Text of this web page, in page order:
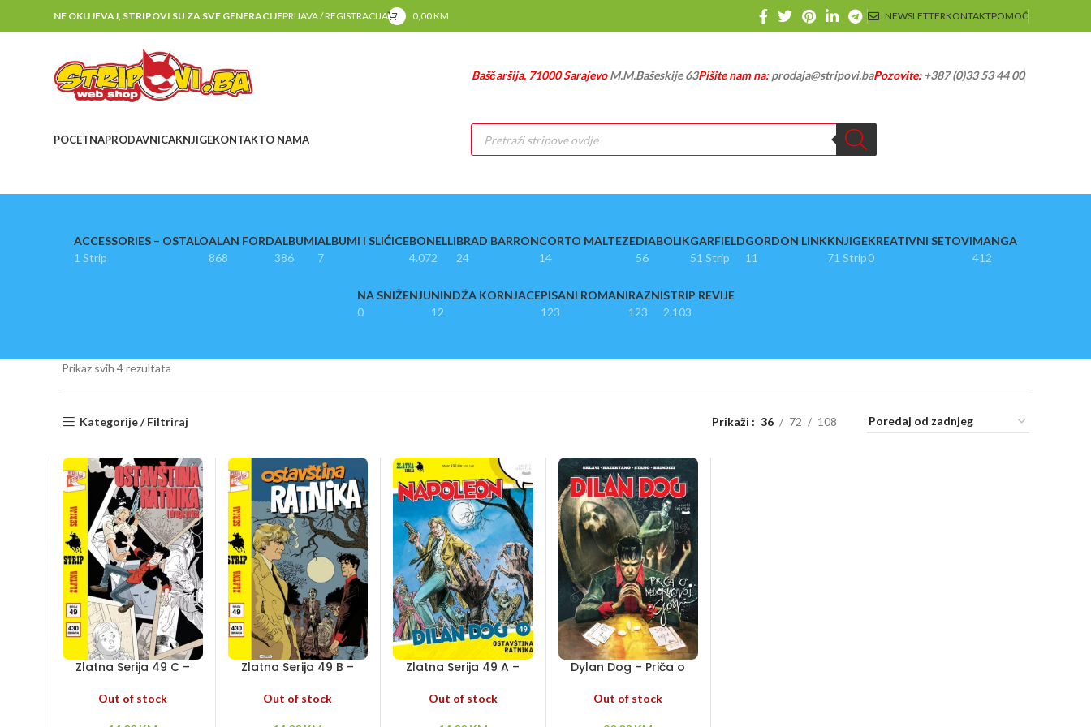
NE OKLIJEVAJ, STRIPOVI SU ZA SVE GENERACIJEPRIJAVA / REGISTRACIJA 0,00KM NEWSLETTERKONTAKTPOMOĆ
Baščaršija, 71000 SarajevoM.M.Bašeskije 63Pišite nam na:prodaja@stripovi.baPozovite:+387 (0)33 53 44 00
POCETNAPRODAVNICAKNJIGEKONTAKTO NAMA
Products
search
ACCESSORIES – OSTALO
1 Strip
ALAN FORD
868
ALBUMI
386
ALBUMI I SLIĆICE
7
BONELLI
4.072
BRAD BARRON
24
CORTO MALTEZE
14
DIABOLIK
56
GARFIELD
51 Strip
GORDON LINK
11
KNJIGE
71 Strip
KREATIVNI SETOVI
0
MANGA
412
NA SNIŽENJU
0
NINDŽA KORNJACE
12
PISANI ROMANI
123
RAZNI
123
STRIP REVIJE
2.103
Prikaz svih 4 rezultata
Kategorije / Filtriraj
Prikaži 36 72 108
Zlatna Serija 49 C –
Out of stock
Zlatna Serija 49 B –
Out of stock
Zlatna Serija 49 A –
Out of stock
Dylan Dog – Priča o
Out of stock